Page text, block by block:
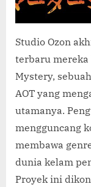
Studio Ozon
terbaru
Mystery,
AOT yang
utamanya.
mengguncang
membawa
dunia kelam
Proyek ini